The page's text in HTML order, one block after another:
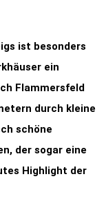
ist besonders
ein
Flammersfeld
durch kleine
schöne
der sogar eine
Highlight der